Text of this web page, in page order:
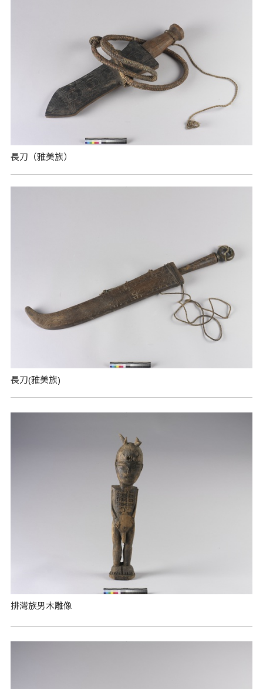
長刀（雅美族）
長刀(雅美族)
排灣族男木雕像